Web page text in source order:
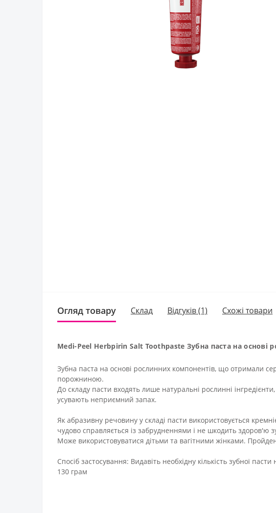
Огляд товару Склад Відгуків (1) Схожі товари
Medi-Peel Herbpirin Salt Toothpaste Зубна паста на основі
Зубна паста на основі рослинних компонентів, що отримали
порожниною.
До складу пасти входять лише натуральні рослинні
усувають неприємний запах.
Як абразивну речовину у складі пасти використовується
чудово справляється із забрудненнями і не шкодить здоров'ю
Може використовуватися дітьми та вагітними жінками.
Спосіб застосування: Видавіть необхідну кількість зубної
130 грам